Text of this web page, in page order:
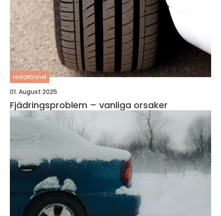
redaktionel
01. August 2025
Fjädringsproblem – vanliga orsaker